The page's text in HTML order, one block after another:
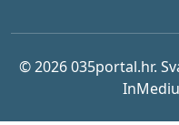
© 2026 035portal.hr.